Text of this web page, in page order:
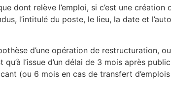
dont relève l’emploi, si c’est une création
l’intitulé du poste, le lieu, la date et
d’une opération de restructuration,
l’issue d’un délai de 3 mois après
(ou 6 mois en cas de transfert